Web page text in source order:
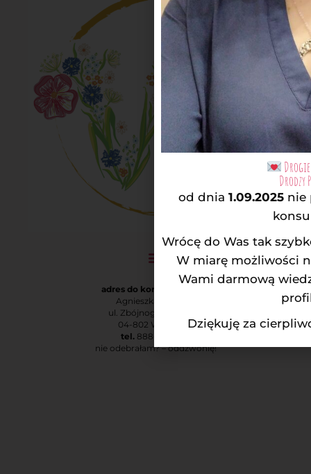
adres do korespondencji:
Agnieszka Rodatus
ul. Zbójnogórska 1 m. 3
04-802 Warszawa
tel.888-873-730
nie odebrałam? – oddzwonię!
Drodzy
od dnia 1.09.2025 nie
Wrócę do Was tak
W miarę możliwości
Wami darmową
Dziękuję za